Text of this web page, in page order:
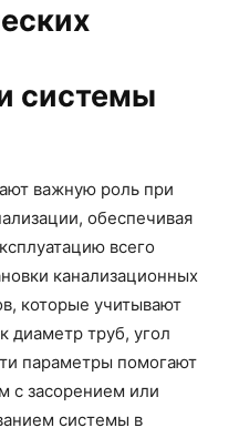
системы
важную роль при
обеспечивая
всего
канализационных
которые учитывают
диаметр труб, угол
параметры помогают
с засорением или
системы в